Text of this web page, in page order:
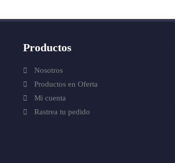
Productos
Nosotros
Productos en Oferta
Mi cuenta
Rastrea tu pedido